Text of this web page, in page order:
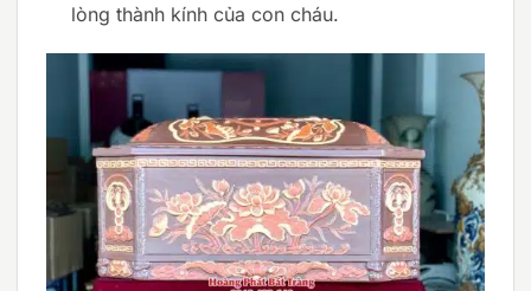
lòng thành kính của con cháu.